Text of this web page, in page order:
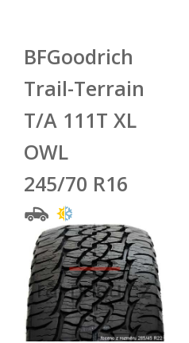
BFGoodrich
Trail-Terrain
T/A 111T XL
OWL
245/70 R16